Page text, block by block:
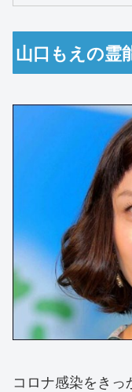
山口もえの霊
コロナ感染をき